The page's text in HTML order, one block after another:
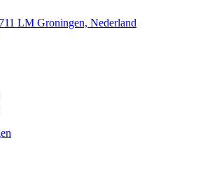
LM Groningen, Nederland